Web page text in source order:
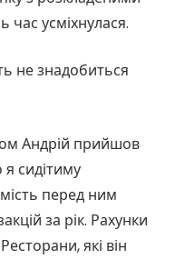
усміхнулася.
не знадобиться
Андрій прийшов
сидітиму
перед ним
за рік. Рахунки
які він